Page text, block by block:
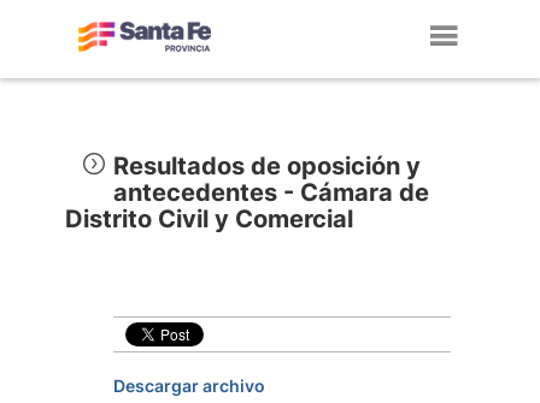
Resultados de oposición y
antecedentes - Cámara de
Distrito Civil y Comercial
Descargar archivo